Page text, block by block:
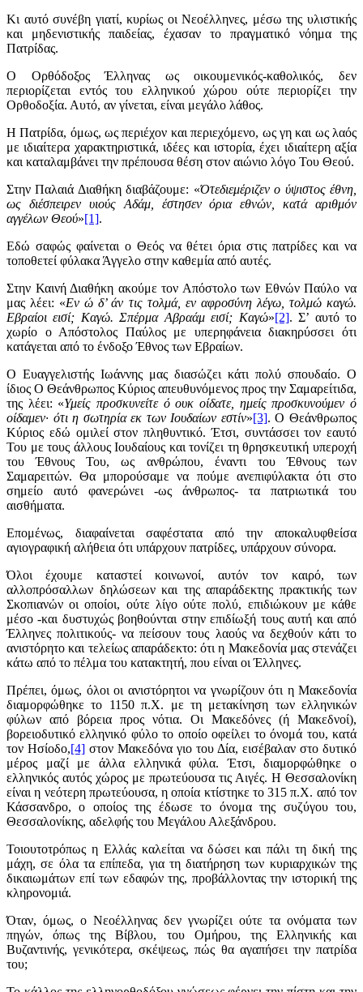
Κι αυτό συνέβη γιατί, κυρίως οι Νεοέλληνες, μέσω της υλιστικής
και μηδενιστικής παιδείας, έχασαν το πραγματικό νόημα της
Πατρίδας.
Ο Ορθόδοξος Έλληνας ως οικουμενικός-καθολικός, δεν
περιορίζεται εντός του ελληνικού χώρου ούτε περιορίζει την
Ορθοδοξία. Αυτό, αν γίνεται, είναι μεγάλο λάθος.
Η Πατρίδα, όμως, ως περιέχον και περιεχόμενο, ως γη και ως λαός
με ιδιαίτερα χαρακτηριστικά, ιδέες και ιστορία, έχει ιδιαίτερη αξία
και καταλαμβάνει την πρέπουσα θέση στον αιώνιο λόγο Του Θεού.
Στην Παλαιά Διαθήκη διαβάζουμε: «Ότεδιεμέριζεν ο ύψιστος έθνη,
ως διέσπειρεν υιούς Αδάμ, έστησεν όρια εθνών, κατά αριθμόν
αγγέλων Θεού»[1].
Εδώ σαφώς φαίνεται ο Θεός να θέτει όρια στις πατρίδες και να
τοποθετεί φύλακα Άγγελο στην καθεμία από αυτές.
Στην Καινή Διαθήκη ακούμε τον Απόστολο των Εθνών Παύλο να
μας λέει: «Εν ώ δ’ άν τις τολμά, εν αφροσύνη λέγω, τολμώ καγώ.
Εβραίοι εισί; Καγώ. Σπέρμα Αβραάμ εισί; Καγώ»[2]. Σ’ αυτό το
χωρίο ο Απόστολος Παύλος με υπερηφάνεια διακηρύσσει ότι
κατάγεται από το ένδοξο Έθνος των Εβραίων.
Ο Ευαγγελιστής Ιωάννης μας διασώζει κάτι πολύ σπουδαίο. Ο
ίδιος Ο Θεάνθρωπος Κύριος απευθυνόμενος προς την Σαμαρείτιδα,
της λέει: «Υμείς προσκυνείτε ό ουκ οίδατε, ημείς προσκυνούμεν ό
οίδαμεν· ότι η σωτηρία εκ των Ιουδαίων εστίν»[3]. Ο Θεάνθρωπος
Κύριος εδώ ομιλεί στον πληθυντικό. Έτσι, συντάσσει τον εαυτό
Του με τους άλλους Ιουδαίους και τονίζει τη θρησκευτική υπεροχή
του Έθνους Του, ως ανθρώπου, έναντι του Έθνους των
Σαμαρειτών. Θα μπορούσαμε να πούμε ανεπιφύλακτα ότι στο
σημείο αυτό φανερώνει -ως άνθρωπος- τα πατριωτικά του
αισθήματα.
Επομένως, διαφαίνεται σαφέστατα από την αποκαλυφθείσα
αγιογραφική αλήθεια ότι υπάρχουν πατρίδες, υπάρχουν σύνορα.
Όλοι έχουμε καταστεί κοινωνοί, αυτόν τον καιρό, των
αλλοπρόσαλλων δηλώσεων και της απαράδεκτης πρακτικής των
Σκοπιανών οι οποίοι, ούτε λίγο ούτε πολύ, επιδιώκουν με κάθε
μέσο -και δυστυχώς βοηθούνται στην επιδίωξή τους αυτή και από
Έλληνες πολιτικούς- να πείσουν τους λαούς να δεχθούν κάτι το
ανιστόρητο και τελείως απαράδεκτο: ότι η Μακεδονία μας στενάζει
κάτω από το πέλμα του κατακτητή, που είναι οι Έλληνες.
Πρέπει, όμως, όλοι οι ανιστόρητοι να γνωρίζουν ότι η Μακεδονία
διαμορφώθηκε το 1150 π.Χ. με τη μετακίνηση των ελληνικών
φύλων από βόρεια προς νότια. Οι Μακεδόνες (ή Μακεδνοί),
βορειοδυτικό ελληνικό φύλο το οποίο οφείλει το όνομά του, κατά
τον Ησίοδο,[4] στον Μακεδόνα γιο του Δία, εισέβαλαν στο δυτικό
μέρος μαζί με άλλα ελληνικά φύλα. Έτσι, διαμορφώθηκε ο
ελληνικός αυτός χώρος με πρωτεύουσα τις Αιγές. Η Θεσσαλονίκη
είναι η νεότερη πρωτεύουσα, η οποία κτίστηκε το 315 π.Χ. από τον
Κάσσανδρο, ο οποίος της έδωσε το όνομα της συζύγου του,
Θεσσαλονίκης, αδελφής του Μεγάλου Αλεξάνδρου.
Τοιουτοτρόπως η Ελλάς καλείται να δώσει και πάλι τη δική της
μάχη, σε όλα τα επίπεδα, για τη διατήρηση των κυριαρχικών της
δικαιωμάτων επί των εδαφών της, προβάλλοντας την ιστορική της
κληρονομιά.
Όταν, όμως, ο Νεοέλληνας δεν γνωρίζει ούτε τα ονόματα των
πηγών, όπως της Βίβλου, του Ομήρου, της Ελληνικής και
Βυζαντινής, γενικότερα, σκέψεως, πώς θα αγαπήσει την πατρίδα
του;